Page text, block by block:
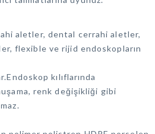
aletler, dental cerrahi aletler,
flexible ve rijid endoskopların
kılıflarında
renk değişikliği gibi